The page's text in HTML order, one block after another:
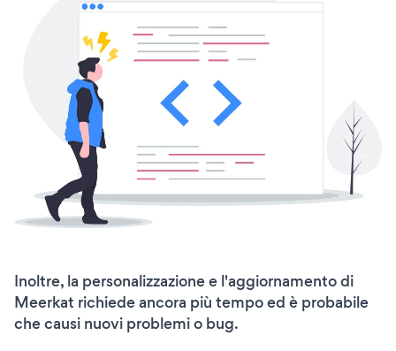
Inoltre, la personalizzazione e l'aggiornamento di
Meerkat richiede ancora più tempo ed è probabile
che causi nuovi problemi o bug.